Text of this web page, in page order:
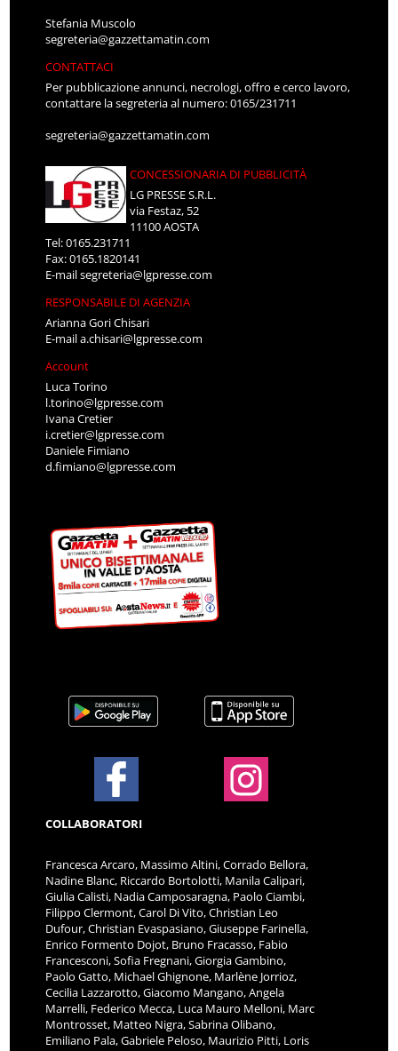
Stefania Muscolo
segreteria@gazzettamatin.com
CONTATTACI
Per pubblicazione annunci, necrologi, offro e cerco lavoro,
contattare la segreteria al numero: 0165/231711
segreteria@gazzettamatin.com
CONCESSIONARIA DI PUBBLICITÀ
LG PRESSE S.R.L.
via Festaz, 52
11100 AOSTA
Tel: 0165.231711
Fax: 0165.1820141
E-mailsegreteria@lgpresse.com
RESPONSABILE DI AGENZIA
Arianna Gori Chisari
E-maila.chisari@lgpresse.com
Account
Luca Torino
l.torino@lgpresse.com
Ivana Cretier
i.cretier@lgpresse.com
Daniele Fimiano
d.fimiano@lgpresse.com
COLLABORATORI
Francesca Arcaro, Massimo Altini, Corrado Bellora,
Nadine Blanc, Riccardo Bortolotti, Manila Calipari,
Giulia Calisti, Nadia Camposaragna, Paolo Ciambi,
Filippo Clermont, Carol Di Vito, Christian Leo
Dufour, Christian Evaspasiano, Giuseppe Farinella,
Enrico Formento Dojot, Bruno Fracasso, Fabio
Francesconi, Sofia Fregnani, Giorgia Gambino,
Paolo Gatto, Michael Ghignone, Marlène Jorrioz,
Cecilia Lazzarotto, Giacomo Mangano, Angela
Marrelli, Federico Mecca, Luca Mauro Melloni, Marc
Montrosset, Matteo Nigra, Sabrina Olibano,
Emiliano Pala, Gabriele Peloso, Maurizio Pitti, Loris